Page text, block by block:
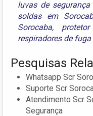
luvas de
soldas em
Sorocaba,
respiradores de
Pesquisas
Whatsapp Scr
Suporte Scr
Atendimento Scr
Segurança